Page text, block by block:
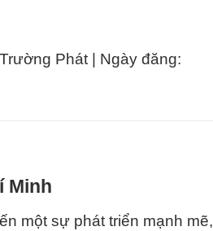
Phát | Ngày đăng:
Minh
một sự phát triển mạnh mẽ,